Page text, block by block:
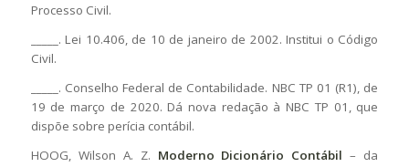
Processo Civil.
_____. Lei 10.406, de 10 de janeiro de 2002. Institui o Código
Civil.
_____. Conselho Federal de Contabilidade. NBC TP 01 (R1), de
19 de março de 2020. Dá nova redação à NBC TP 01, que
dispõe sobre perícia contábil.
HOOG, Wilson A. Z. Moderno Dicionário Contábil – da